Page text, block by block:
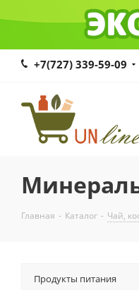
+7(727) 339-59-09
Главная - Каталог - Чай,
Продукты питания